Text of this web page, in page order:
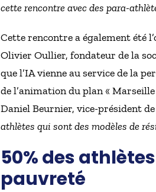
cette rencontre avec des para-
Cette rencontre a également été
Olivier Oullier, fondateur de la
que l’IA vienne au service de la
de l’animation du plan «
Daniel Beurnier, vice-président
athlètes qui sont des modèles de
50% des
pauvreté